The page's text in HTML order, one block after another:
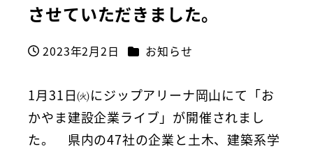
させていただきました。
投稿日
2023年2月2日 カテゴリー
お知らせ
1月31日㈫にジップアリーナ岡山にて「お
かやま建設企業ライブ」が開催されまし
た。 県内の47社の企業と土木、建築系学